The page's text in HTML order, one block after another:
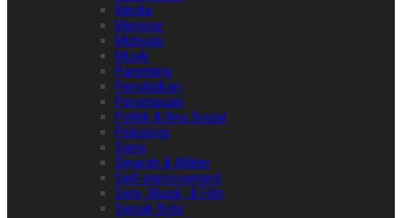
Media
Memoar
Motivasi
Musik
Parenting
Pendidikan
Perempuan
Politik & Ilmu Sosial
Psikologi
Sains
Sejarah & Militer
Self-improvement
Seni, Musik, & Film
Sepak Bola